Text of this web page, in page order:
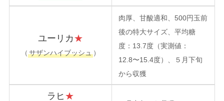
ユーリカ★
（ サザンハイブッシュ）
肉厚、甘酸適和、500円玉前
後の特大サイズ、平均糖
度：13.7度（実測値：
12.8〜15.4度）、５月下旬
から収獲
ラヒ ★